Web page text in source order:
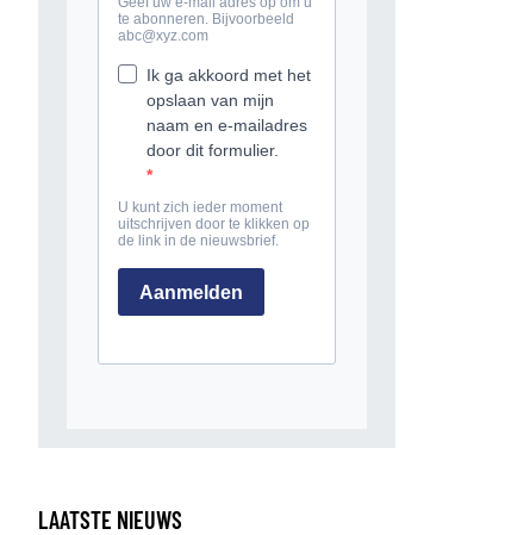
LAATSTE NIEUWS